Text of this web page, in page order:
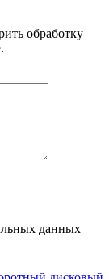
обработку
данных